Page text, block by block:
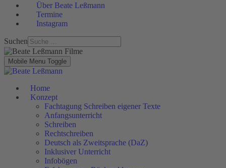
Über Beate Leßmann
Termine
Instagram
Suchen
Mobile Menu Toggle
Home
Konzept
Fachtagung Schreiben eigener Texte
Anfangsunterricht
Schreiben
Rechtschreiben
Deutsch als Zweitsprache (DaZ)
Inklusiver Unterricht
Infobögen